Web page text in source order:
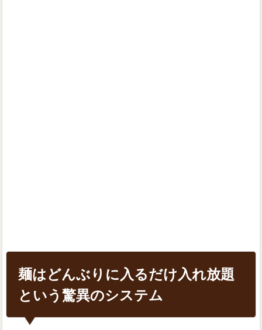
麺はどんぶりに入るだけ入れ放題
という驚異のシステム